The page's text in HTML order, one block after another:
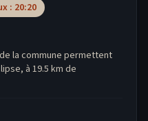
: 20:20
la commune permettent
à 19.5 km de